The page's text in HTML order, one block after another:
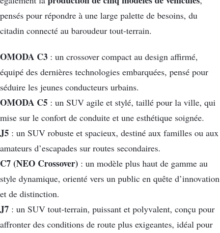
pensés pour répondre à une large palette de besoins, du
citadin connecté au baroudeur tout-terrain.
OMODA C3 : un crossover compact au design affirmé,
équipé des dernières technologies embarquées, pensé pour
séduire les jeunes conducteurs urbains.
OMODA C5 : un SUV agile et stylé, taillé pour la ville, qui
mise sur le confort de conduite et une esthétique soignée.
J5 : un SUV robuste et spacieux, destiné aux familles ou aux
amateurs d’escapades sur routes secondaires.
C7 (NEO Crossover) : un modèle plus haut de gamme au
style dynamique, orienté vers un public en quête d’innovation
et de distinction.
J7 : un SUV tout-terrain, puissant et polyvalent, conçu pour
affronter des conditions de route plus exigeantes, idéal pour